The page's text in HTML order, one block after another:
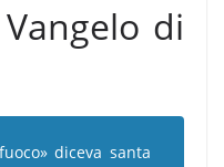
di
diceva santa